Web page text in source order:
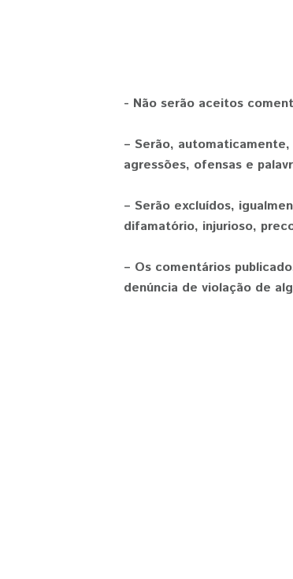
- Não serão aceitos
– Serão,
agressões, ofensas e
– Serão excluídos,
difamatório, injurioso,
– Os comentários
denúncia de violação de